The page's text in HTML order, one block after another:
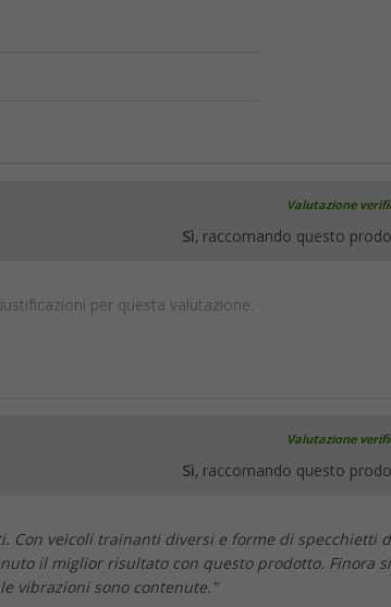
Valutazione
Sì, raccomando questo
per questa valutazione.
Valutazione
Sì, raccomando questo
Con veicoli trainanti diversi e forme di specchietti
il miglior risultato con questo prodotto. Finora si
vibrazioni sono contenute."